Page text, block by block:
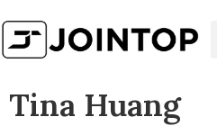
Tina Huang